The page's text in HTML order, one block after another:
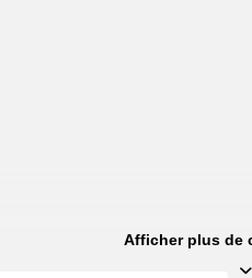
Afficher plus de